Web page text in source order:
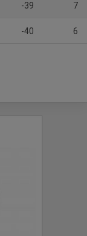
-39 7
-40 6